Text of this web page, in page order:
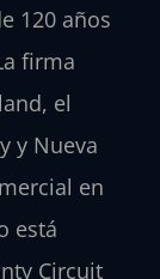
120 años
firma
el
y Nueva
en
está
Circuit